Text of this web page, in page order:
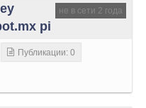
не в сети 2 года
pi
Публикации: 0